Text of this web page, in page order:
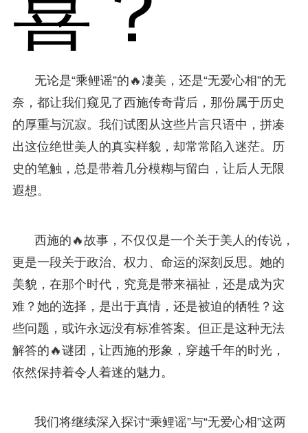
无论是“乘鲤谣”的🔥凄美，还是“无爱心相”的无
奈，都让我们窥见了西施传奇背后，那份属于历史
的厚重与沉寂。我们试图从这些片言只语中，拼凑
出这位绝世美人的真实样貌，却常常陷入迷茫。历
史的笔触，总是带着几分模糊与留白，让后人无限
遐想。
西施的🔥故事，不仅仅是一个关于美人的传说，
更是一段关于政治、权力、命运的深刻反思。她的
美貌，在那个时代，究竟是带来福祉，还是成为灾
难？她的选择，是出于真情，还是被迫的牺牲？这
些问题，或许永远没有标准答案。但正是这种无法
解答的🔥谜团，让西施的形象，穿越千年的时光，
依然保持着令人着迷的魅力。
我们将继续深入探讨“乘鲤谣”与“无爱心相”这两